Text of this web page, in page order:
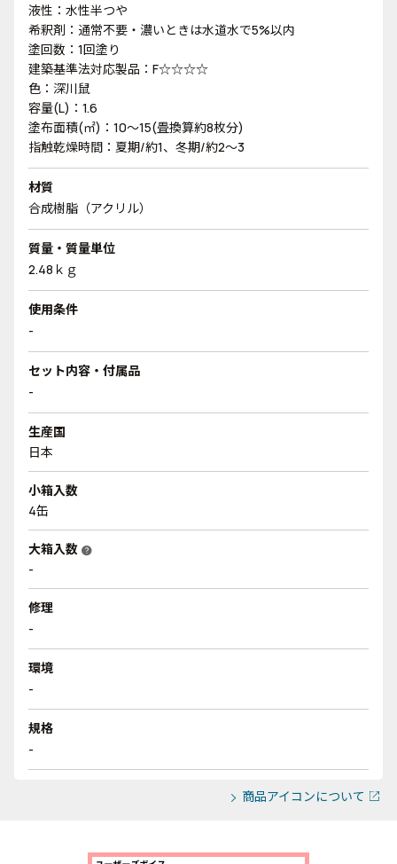
液性：水性半つや
希釈剤：通常不要・濃いときは水道水で5%以内
塗回数：1回塗り
建築基準法対応製品：F☆☆☆☆
色：深川鼠
容量(L)：1.6
塗布面積(㎡)：10～15(畳換算約8枚分)
指触乾燥時間：夏期/約1、冬期/約2～3
材質
合成樹脂（アクリル）
質量・質量単位
2.48ｋｇ
使用条件
-
セット内容・付属品
-
生産国
日本
小箱入数
4缶
大箱入数 help
-
修理
-
環境
-
規格
-
商品アイコンについて